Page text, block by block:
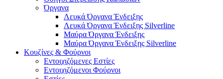
Όργανα
Λευκά Όργανα Ένδειξης
Λευκά Όργανα Ένδειξης Silverline
Μαύρα Όργανα Ένδειξης
Μαύρα Όργανα Ένδειξης Silverline
Κουζίνες & Φούρνοι
Εντοιχιζόμενες Εστίες
Εντοιχιζόμενοι Φούρνοι